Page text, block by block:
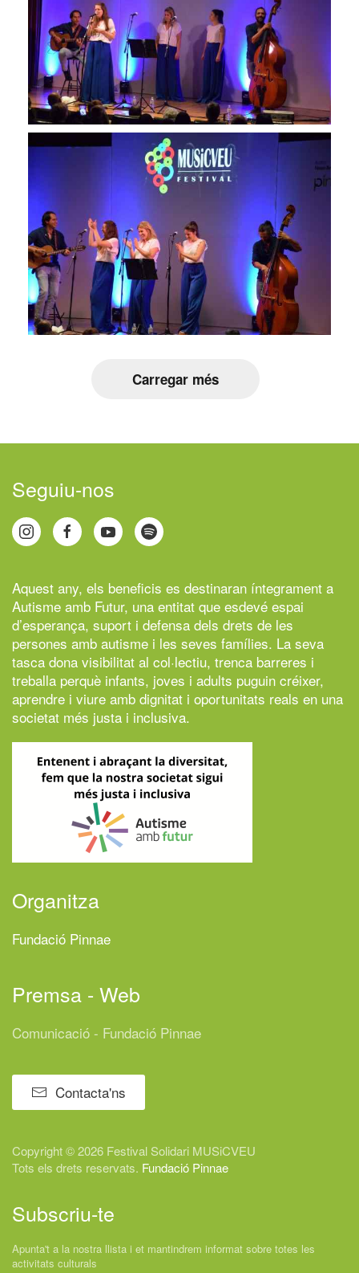
Carregar més
Seguiu-nos
Aquest any, els beneficis es destinaran íntegrament a
Autisme amb Futur, una entitat que esdevé espai
d’esperança, suport i defensa dels drets de les
persones amb autisme i les seves famílies. La seva
tasca dona visibilitat al col·lectiu, trenca barreres i
treballa perquè infants, joves i adults puguin créixer,
aprendre i viure amb dignitat i oportunitats reals en una
societat més justa i inclusiva.
Organitza
Fundació Pinnae
Premsa - Web
Comunicació - Fundació Pinnae
Contacta'ns
Copyright © 2026 Festival Solidari MUSiCVEU
Tots els drets reservats. Fundació Pinnae
Subscriu-te
Apunta't a la nostra llista i et mantindrem informat sobre totes les
activitats culturals